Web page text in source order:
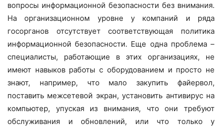
вопросы информационной безопасности без внимания.
На организационном уровне у компаний и ряда
госорганов отсутствует соответствующая политика
информационной безопасности. Еще одна проблема –
специалисты, работающие в этих организациях, не
имеют навыков работы с оборудованием и просто не
знают, например, что мало закупить файервол,
поставить межсетевой экран, установить антивирус на
компьютер, упуская из внимания, что они требуют
обслуживания и обновлений, или что только у